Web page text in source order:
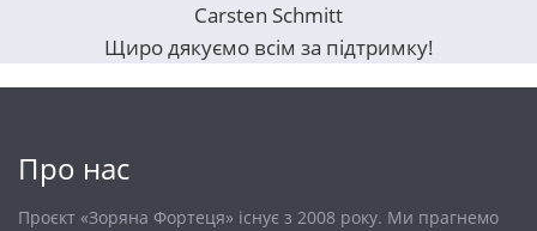
Carsten Schmitt
Щиро дякуємо всім за підтримку!
Про нас
Проєкт «Зоряна Фортеця» існує з 2008 року. Ми прагнемо